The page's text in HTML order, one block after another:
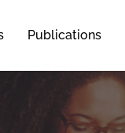
Publications